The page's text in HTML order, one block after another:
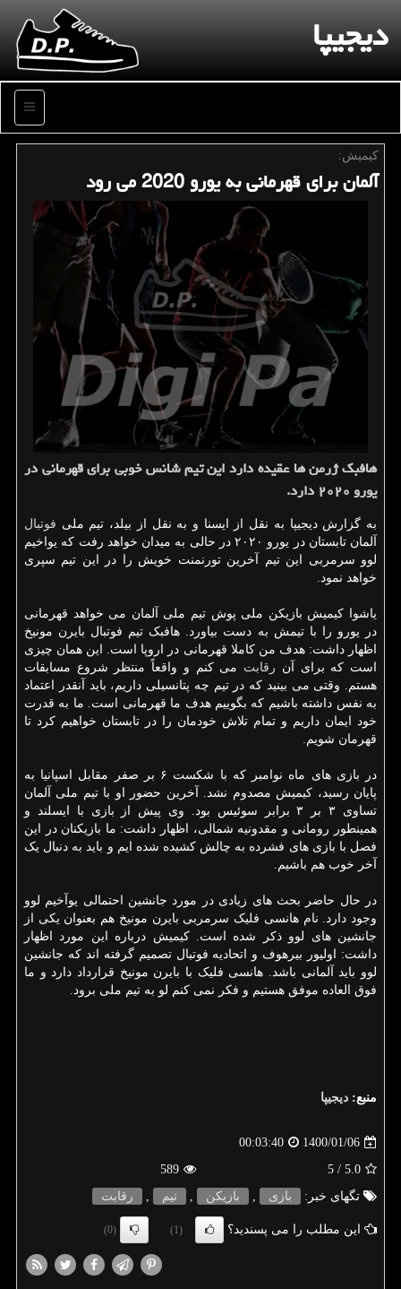
دیجیپا
منو
كیمیش:
آلمان برای قهرمانی به یورو 2020 می رود
هافبک ژرمن ها عقیده دارد این تیم شانس خوبی برای قهرمانی در
یورو ۲۰۲۰ دارد.
به گزارش دیجیپا به نقل از ایسنا و به نقل از بیلد، تیم ملی فوتبال
آلمان تابستان در یورو ۲۰۲۰ در حالی به میدان خواهد رفت که یواخیم
لوو سرمربی این تیم آخرین تورنمنت خویش را در این تیم سپری
خواهد نمود.
یاشوا کیمیش بازیکن ملی پوش تیم ملی آلمان می خواهد قهرمانی
در یورو را با تیمش به دست بیاورد. هافبک تیم فوتبال بایرن مونیخ
اظهار داشت: هدف من کاملا قهرمانی در اروپا است. این همان چیزی
است که برای آن رقابت می کنم و واقعاً منتظر شروع مسابقات
هستم. وقتی می بینید که در تیم چه پتانسیلی داریم، باید آنقدر اعتماد
به نفس داشته باشیم که بگوییم هدف ما قهرمانی است. ما به قدرت
خود ایمان داریم و تمام تلاش خودمان را در تابستان خواهیم کرد تا
قهرمان شویم.
در بازی های ماه نوامبر که با شکست ۶ بر صفر مقابل اسپانیا به
پایان رسید، کیمیش مصدوم نشد. آخرین حضور او با تیم ملی آلمان
تساوی ۳ بر ۳ برابر سوئیس بود. وی پیش از بازی با ایسلند و
همینطور رومانی و مقدونیه شمالی، اظهار داشت: ما بازیکنان در این
فصل با بازی های فشرده به چالش کشیده شده ایم و باید به دنبال یک
آخر خوب هم باشیم.
در حال حاضر بحث های زیادی در مورد جانشین احتمالی یوآخیم لوو
وجود دارد. نام هانسی فلیک سرمربی بایرن مونیخ هم بعنوان یکی از
جانشین های لوو ذکر شده است. کیمیش درباره این مورد اظهار
داشت: اولیور بیرهوف و اتحادیه فوتبال تصمیم گرفته اند که جانشین
لوو باید آلمانی باشد. هانسی فلیک با بایرن مونیخ قرارداد دارد و ما
فوق العاده موفق هستیم و فکر نمی کنم لو به تیم ملی برود.
منبع: دیجیپا
1400/01/06
00:03:40
5.0
/ 5
589
تگهای خبر:
بازی , بازیكن , تیم , رقابت
این مطلب را می پسندید؟ (1)
(0)